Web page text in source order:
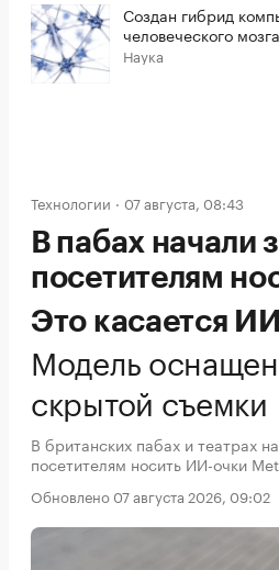
Создан гибрид
человеческого
Наука
Технологии 07 августа, 08:43
В пабах начали
посетителям
Это касается
Модель
скрытой съемки
В британских пабах и театрах
посетителям носить ИИ-очки
Обновлено 07 августа 2026, 09:02